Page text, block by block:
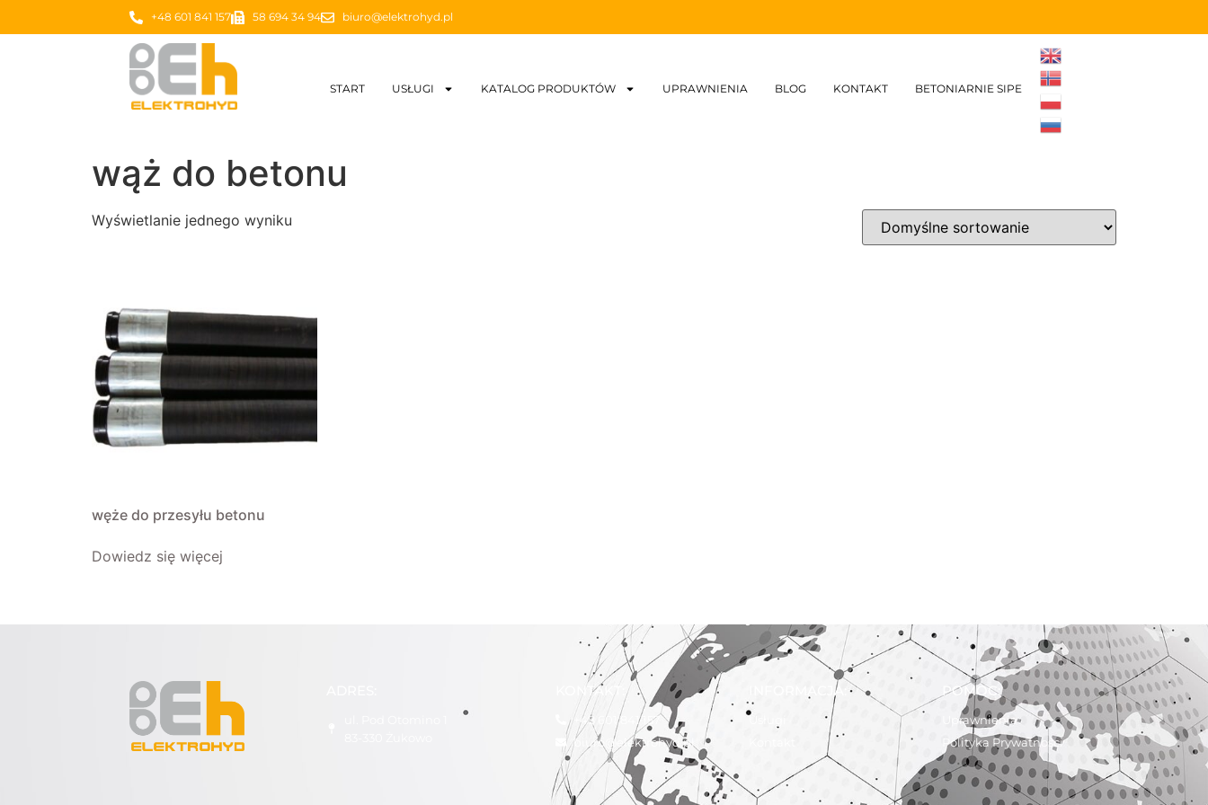
+48 601 841 157 58 694 34 94 biuro@elektrohyd.pl
START USŁUGI KATALOG PRODUKTÓW UPRAWNIENIA BLOG KONTAKT BETONIARNIE SIPE
wąż do betonu
Wyświetlanie jednego wyniku
węże do przesyłu betonu
Dowiedz się więcej
KONTAKT:
+48 601 841 157
biuro@elektrohyd.pl
INFORMACJA:
Usługi
POMOC:
Uprawnienia
Polityka Prywatności